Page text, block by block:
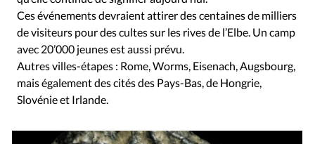
Ces événements devraient attirer des centaines de milliers
de visiteurs pour des cultes sur les rives de l’Elbe. Un camp
avec 20’000 jeunes est aussi prévu.
Autres villes-étapes : Rome, Worms, Eisenach, Augsbourg,
mais également des cités des Pays-Bas, de Hongrie,
Slovénie et Irlande.